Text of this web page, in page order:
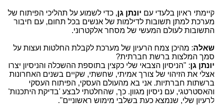
קיימתי ראיון בלעדי עםיונתן גן, כדי לשמוע על תהליכי הפיתוח של
מערכת למתן תשובות לדילמות של אנשים בכל תחום, עם חיבור
התשובות לעולם המעשי של מסחר אלקטרוני.
שאלה: מהיכן צמח הרעיון של מערכת לקבלת החלטות ועצות על
סמך המלצות ברשת חברתית?
יונתן גן: "הניסיון הצבאי שלי כקצין בתוספת ההשכלה והניסיון יצרו
אצלי את הזיהוי של צורך אמיתי, שחשתי, שקיים בשנים האחרונות
ברשתות חברתיות. אני בא מהעולם העסקי, הפיתוח העסקי
והאסטרטגי, עם ניסיון מגוון. כך, שהחלטתי לבצע 'בדיקת היתכנות'
לרעיון שלי, שנמצא כעת בשלבי מימוש ראשוניים".